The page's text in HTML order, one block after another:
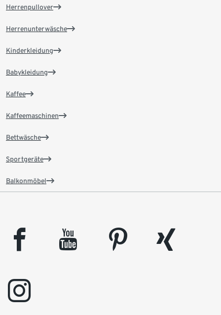
Herrenpullover
Herrenunterwäsche
Kinderkleidung
Babykleidung
Kaffee
Kaffeemaschinen
Bettwäsche
Sportgeräte
Balkonmöbel
facebook youtube pinterest
xing
instagram